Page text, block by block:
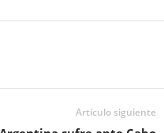
Artículo siguiente